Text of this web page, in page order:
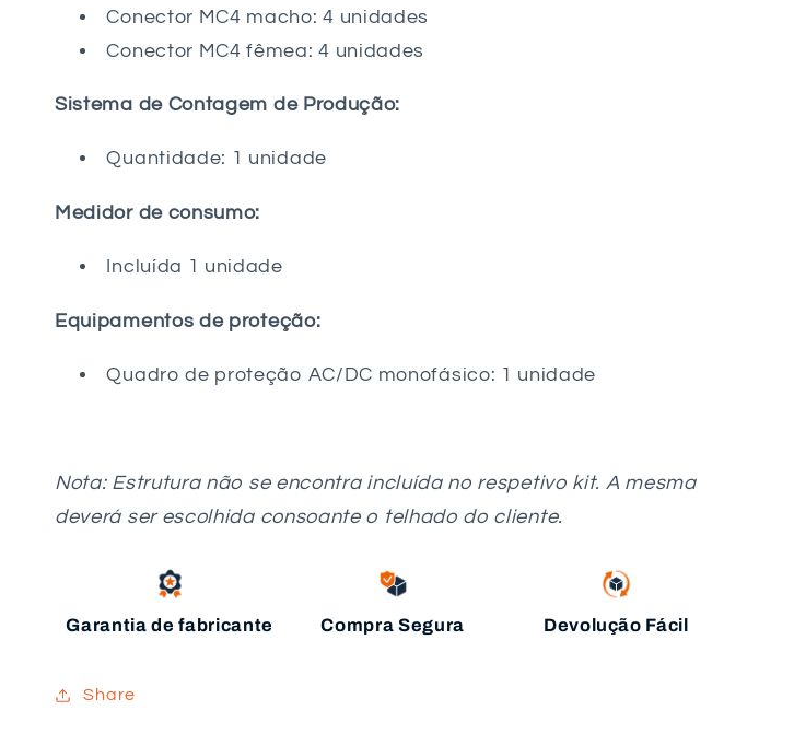
Conector MC4 macho: 4 unidades
Conector MC4 fêmea: 4 unidades
Sistema de Contagem de Produção:
Quantidade: 1 unidade
Medidor de consumo:
Incluída 1 unidade
Equipamentos de proteção:
Quadro de proteção AC/DC monofásico: 1 unidade
Nota: Estrutura não se encontra incluída no respetivo kit. A mesma
deverá ser escolhida consoante o telhado do cliente.
Garantia de fabricante Compra Segura Devolução Fácil
Share